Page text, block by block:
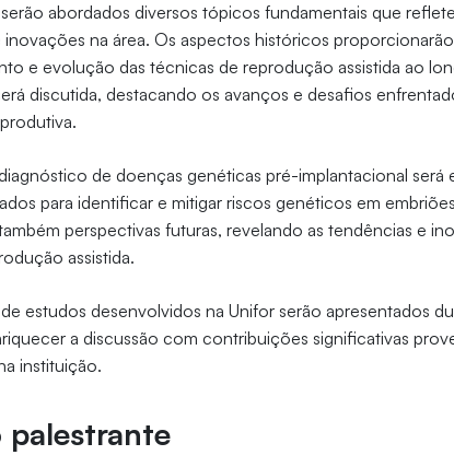
abordados diversos tópicos fundamentais que
inovações na área. Os aspectos históricos
e evolução das técnicas de reprodução assistida ao
discutida, destacando os avanços e desafios
de doenças genéticas pré-implantacional será
para identificar e mitigar riscos genéticos em
perspectivas futuras, revelando as tendências e
assistida.
estudos desenvolvidos na Unifor serão apresentados
a discussão com contribuições significativas
instituição.
palestrante